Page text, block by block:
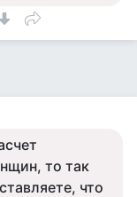
то так
что